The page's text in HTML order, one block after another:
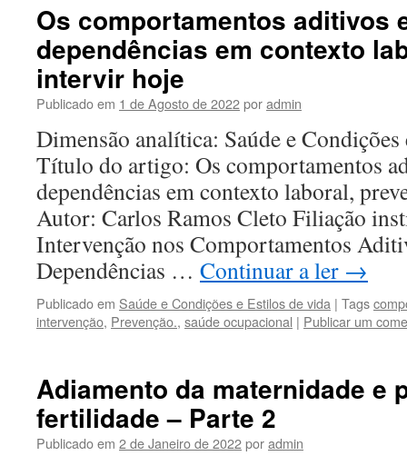
Os comportamentos aditivos
dependências em contexto
intervir hoje
Publicado em 1 de Agosto de 2022poradmin
Dimensão analítica: Saúde e
Título do artigo: Os comportamentos
dependências em contexto laboral,
Autor: Carlos Ramos Cleto Filiação
Intervenção nos Comportamentos
Dependências … Continuar a ler →
Publicado em Saúde e Condições e Estilos de vida | Tags
intervenção, Prevenção., saúde ocupacional | Publicar um
Adiamento da maternidade e
fertilidade – Parte 2
Publicado em 2 de Janeiro de 2022poradmin